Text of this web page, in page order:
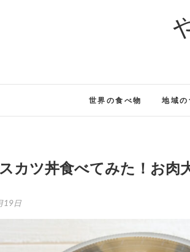
世界の食べ物 地域の
カツ丼食べてみた！お肉
19日